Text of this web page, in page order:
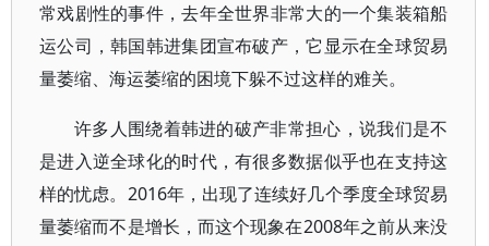
常戏剧性的事件，去年全世界非常大的一个集装箱船
运公司，韩国韩进集团宣布破产，它显示在全球贸易
量萎缩、海运萎缩的困境下躲不过这样的难关。
许多人围绕着韩进的破产非常担心，说我们是不
是进入逆全球化的时代，有很多数据似乎也在支持这
样的忧虑。2016年，出现了连续好几个季度全球贸易
量萎缩而不是增长，而这个现象在2008年之前从来没